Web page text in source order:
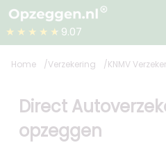
★★★★★ 9.07
Home Verzekering KNMV
Direct
opzeggen